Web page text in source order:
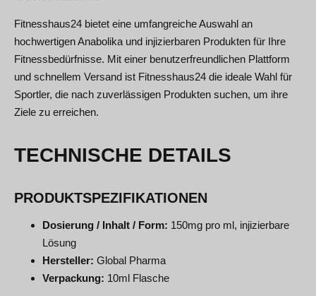
Fitnesshaus24 bietet eine umfangreiche Auswahl an
hochwertigen Anabolika und injizierbaren Produkten für Ihre
Fitnessbedürfnisse. Mit einer benutzerfreundlichen Plattform
und schnellem Versand ist Fitnesshaus24 die ideale Wahl für
Sportler, die nach zuverlässigen Produkten suchen, um ihre
Ziele zu erreichen.
TECHNISCHE DETAILS
PRODUKTSPEZIFIKATIONEN
Dosierung / Inhalt / Form: 150mg pro ml, injizierbare
Lösung
Hersteller: Global Pharma
Verpackung: 10ml Flasche